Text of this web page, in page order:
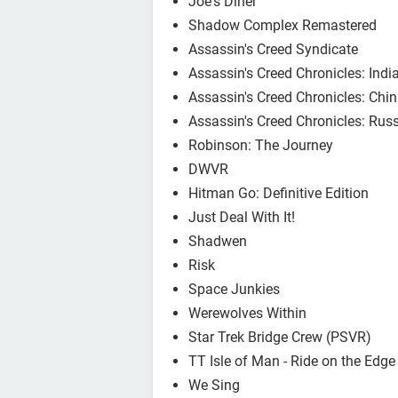
Shadow Complex Remastered
Assassin's Creed Syndicate
Assassin's Creed Chronicles: India
Assassin's Creed Chronicles:
Assassin's Creed Chronicles:
Robinson: The Journey
DWVR
Hitman Go: Definitive Edition
Just Deal With It!
Shadwen
Risk
Space Junkies
Werewolves Within
Star Trek Bridge Crew (PSVR)
TT Isle of Man - Ride on the
We Sing